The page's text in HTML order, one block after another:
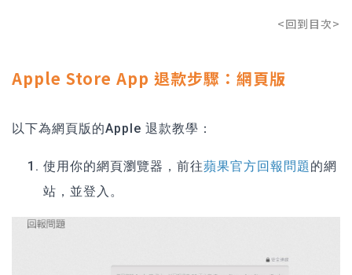
<回到目次>
Apple Store App 退款步驟：網頁版
以下為網頁版的Apple 退款教學：
使用你的網頁瀏覽器，前往蘋果官方回報問題 的網
站，並登入。